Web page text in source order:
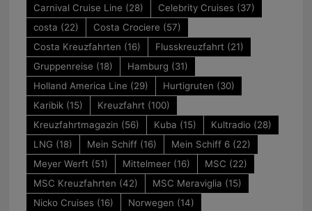
Carnival Cruise Line (28) Celebrity Cruises (37)
costa (22) Costa Crociere (57)
Costa Kreuzfahrten (16) Flusskreuzfahrt (21)
Gruppenreise (18) Hamburg (31)
Holland America Line (29) Hurtigruten (30)
Karibik(15) Kreuzfahrt (100)
Kreuzfahrtmagazin (56) Kuba (15) Kultradio(28)
LNG (18) Mein Schiff(16) Mein Schiff 6(22)
Meyer Werft (51) Mittelmeer(16) MSC (22)
MSC Kreuzfahrten (42) MSC Meraviglia (15)
Nicko Cruises (16) Norwegen (14)